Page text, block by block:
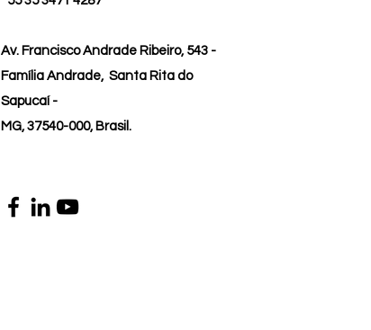
Av. Francisco Andrade Ribeiro, 543 -
Família Andrade, Santa Rita do
Sapucaí -
MG, 37540-000, Brasil.